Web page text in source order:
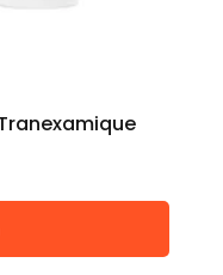
Tranexamique